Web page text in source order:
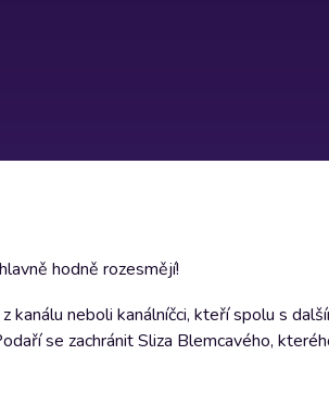
hodně rozesmějí!
kanálu neboli kanálníčci, kteří spolu s
se zachránit Sliza Blemcavého,